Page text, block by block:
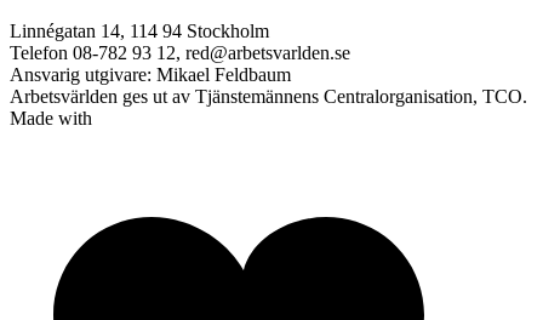
Linnégatan 14, 114 94 Stockholm
Telefon 08-782 93 12, red@arbetsvarlden.se
Ansvarig utgivare: Mikael Feldbaum
Arbetsvärlden ges ut av Tjänstemännens Centralorganisation, TCO.
Made with